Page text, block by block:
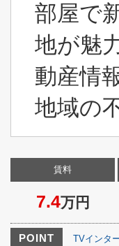
部屋で
地が魅
動産情
地域の
賃料
7.4万円
POINT TVインタ